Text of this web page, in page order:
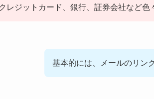
クレジットカード、銀行、証券会社など
基本的には、メールのリン